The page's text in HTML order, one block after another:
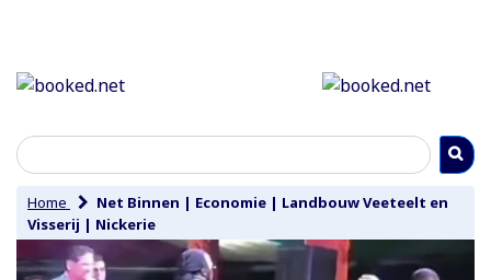
Home Net Binnen | Economie | Landbouw Veeteelt en
Visserij | Nickerie